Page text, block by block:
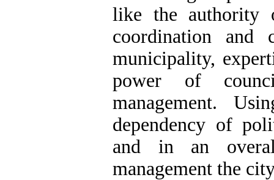
like the authority
coordination and
municipality,
power of
management.
dependency of
and in an
management the